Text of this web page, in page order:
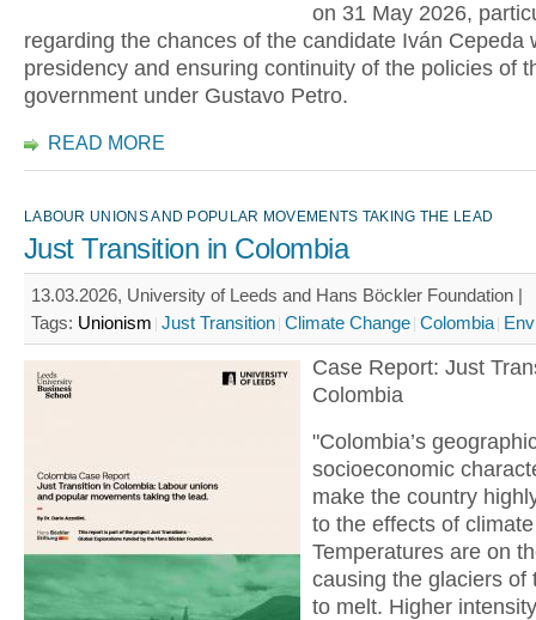
on 31 May 2026,
regarding the chances of the candidate Iván Cepeda
presidency and ensuring continuity of the policies of
government under Gustavo Petro.
READ MORE
LABOUR UNIONS AND POPULAR MOVEMENTS TAKING THE LEAD
Just Transition in Colombia
13.03.2026, University of Leeds and Hans Böckler Foundation |
Tags: Unionism Just Transition Climate Change Colombia
Case Report: Just
Colombia
"Colombia’s
socioeconomic
make the country
to the effects of
Temperatures are on
causing the glaciers of
to melt. Higher